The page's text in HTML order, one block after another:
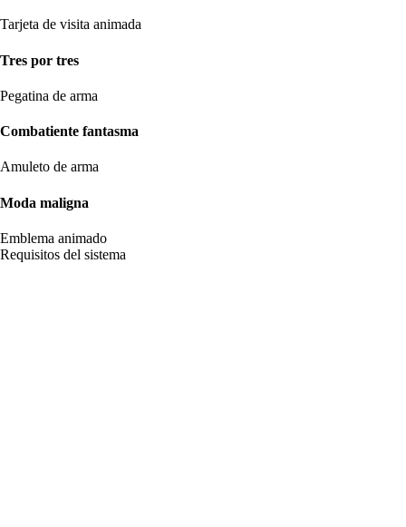
Tarjeta de visita animada
Tres por tres
Pegatina de arma
Combatiente fantasma
Amuleto de arma
Moda maligna
Emblema animado
Requisitos del sistema